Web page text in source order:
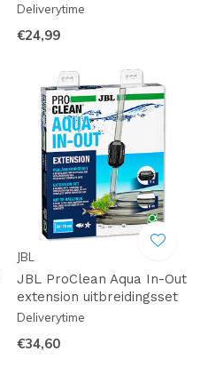
Deliverytime
€24,99
JBL
JBL ProClean Aqua In-Out
extension uitbreidingsset
Deliverytime
€34,60